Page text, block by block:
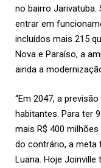
no bairro Jarivatuba.
entrar em
incluídos mais 215
Nova e Paraíso, a
ainda a
“Em 2047, a
habitantes. Para ter
mais R$ 400
do contrário, a meta
Luana. Hoje